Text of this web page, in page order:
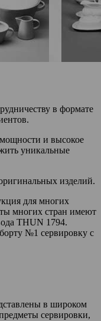
в формате
и высокое
уникальные
изделий.
для многих
многих стран имеют
THUN 1794.
№1 сервировку с
в широком
сервировки,